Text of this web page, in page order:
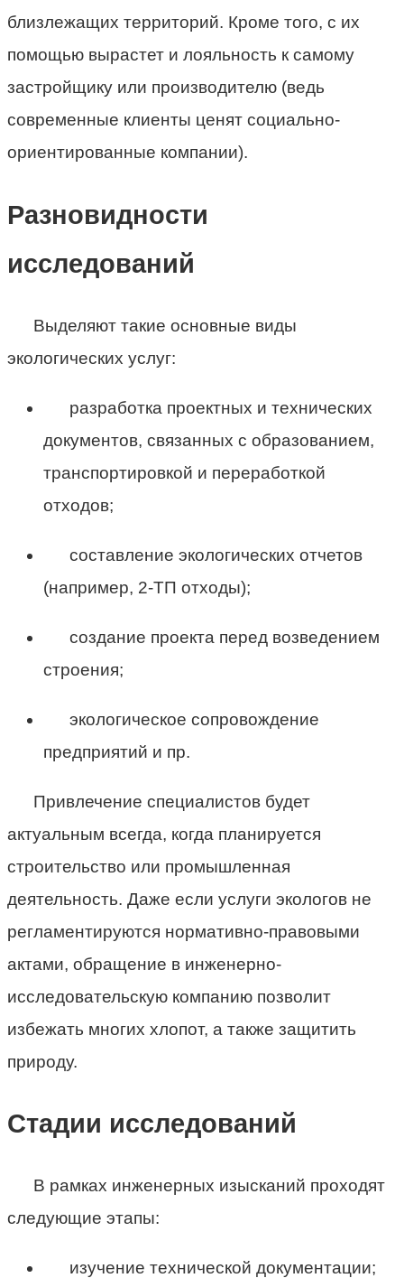
близлежащих территорий. Кроме того, с их
помощью вырастет и лояльность к самому
застройщику или производителю (ведь
современные клиенты ценят социально-
ориентированные компании).
Разновидности
исследований
Выделяют такие основные виды
экологических услуг:
разработка проектных и технических
документов, связанных с образованием,
транспортировкой и переработкой
отходов;
составление экологических отчетов
(например, 2-ТП отходы);
создание проекта перед возведением
строения;
экологическое сопровождение
предприятий и пр.
Привлечение специалистов будет
актуальным всегда, когда планируется
строительство или промышленная
деятельность. Даже если услуги экологов не
регламентируются нормативно-правовыми
актами, обращение в инженерно-
исследовательскую компанию позволит
избежать многих хлопот, а также защитить
природу.
Стадии исследований
В рамках инженерных изысканий проходят
следующие этапы:
изучение технической документации;